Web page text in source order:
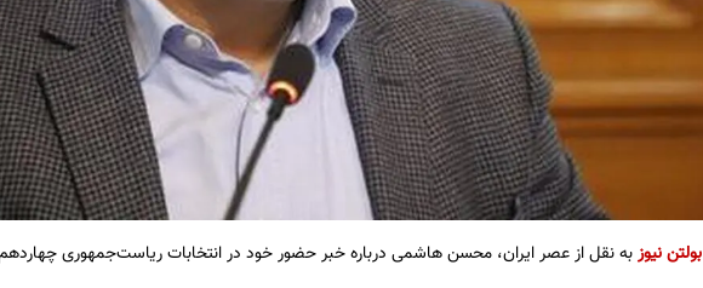
بولتن نیوزبه نقل از عصر ایران، محسن هاشمی درباره خبر حضور خود در انتخابات ریاست‌جمهوری چهاردهم